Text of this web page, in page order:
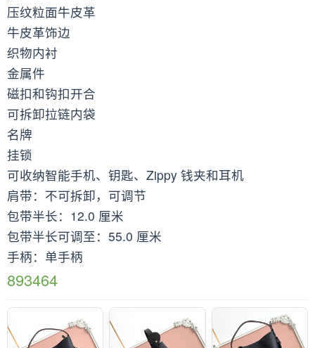
压纹粒面牛皮革
牛皮革饰边
织物内衬
金属件
磁扣和钩扣开合
可拆卸拉链内袋
名牌
挂锁
可收纳智能手机、钥匙、Zippy 钱夹和耳机
肩带：不可拆卸，可调节
包带半长：12.0 厘米
包带半长可调至：55.0 厘米
手柄：单手柄
893464